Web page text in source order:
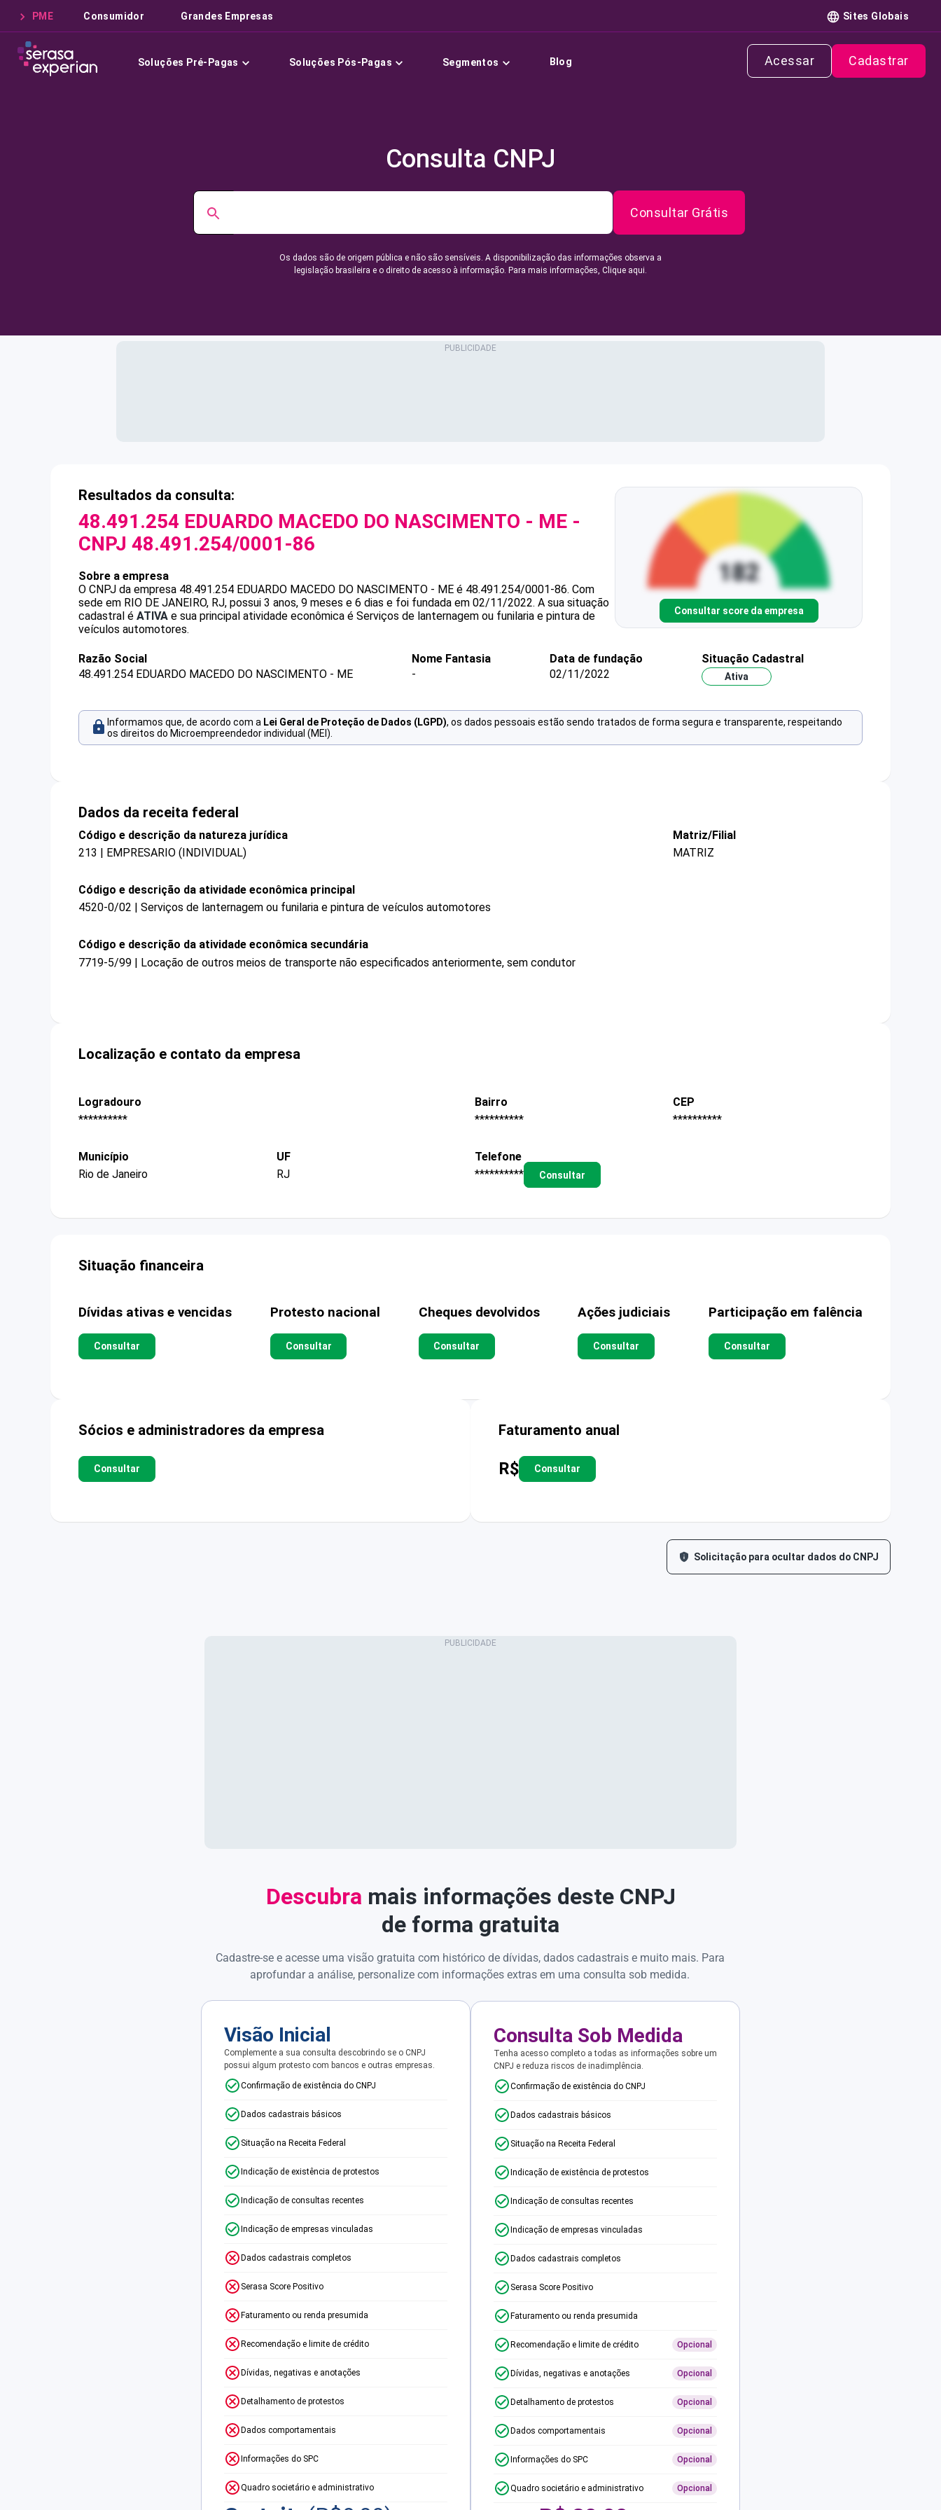
PME Consumidor Grandes Empresas Sites Globais
Soluções Pré-Pagas Soluções Pós-Pagas Segmentos Blog Acessar Cadastrar
Consulta CNPJ
Consultar Grátis
Os dados são de origem pública e não são sensíveis. A disponibilização das informações observa a
legislação brasileira e o direito de acesso à informação. Para mais informações, Clique aqui.
Resultados da consulta:
48.491.254 EDUARDO MACEDO DO NASCIMENTO - ME -
CNPJ 48.491.254/0001-86
Sobre a empresa
O CNPJ da empresa 48.491.254 EDUARDO MACEDO DO NASCIMENTO - ME é 48.491.254/0001-86. Com
sede em RIO DE JANEIRO, RJ, possui 3 anos, 9 meses e 6 dias e foi fundada em 02/11/2022. A sua situação
cadastral é ATIVA e sua principal atividade econômica é Serviços de lanternagem ou funilaria e pintura de
veículos automotores.
Consultar score da empresa
Razão Social
48.491.254 EDUARDO MACEDO DO NASCIMENTO - ME
Nome Fantasia
-
Data de fundação
02/11/2022
Situação Cadastral
Ativa
Informamos que, de acordo com a Lei Geral de Proteção de Dados (LGPD), os dados pessoais estão sendo tratados de forma segura e transparente, respeitando
os direitos do Microempreendedor individual (MEI).
Dados da receita federal
Código e descrição da natureza jurídica
213 | EMPRESARIO (INDIVIDUAL)
Matriz/Filial
MATRIZ
Código e descrição da atividade econômica principal
4520-0/02 | Serviços de lanternagem ou funilaria e pintura de veículos automotores
Código e descrição da atividade econômica secundária
7719-5/99 | Locação de outros meios de transporte não especificados anteriormente, sem condutor
Localização e contato da empresa
Logradouro
**********
Bairro
**********
CEP
**********
Município
Rio de Janeiro
UF
RJ
Telefone
**********
Consultar
Situação financeira
Dívidas ativas e vencidas
Consultar
Protesto nacional
Consultar
Cheques devolvidos
Consultar
Ações judiciais
Consultar
Participação em falência
Consultar
Sócios e administradores da empresa
Consultar
Faturamento anual
R$ Consultar
Solicitação para ocultar dados do CNPJ
Descubra mais informações deste CNPJ
de forma gratuita
Cadastre-se e acesse uma visão gratuita com histórico de dívidas, dados cadastrais e muito mais. Para
aprofundar a análise, personalize com informações extras em uma consulta sob medida.
Visão Inicial
Complemente a sua consulta descobrindo se o CNPJ
possui algum protesto com bancos e outras empresas.
Confirmação de existência do CNPJ
Dados cadastrais básicos
Situação na Receita Federal
Indicação de existência de protestos
Indicação de consultas recentes
Indicação de empresas vinculadas
Dados cadastrais completos
Serasa Score Positivo
Faturamento ou renda presumida
Recomendação e limite de crédito
Dívidas, negativas e anotações
Detalhamento de protestos
Dados comportamentais
Informações do SPC
Quadro societário e administrativo
Consulta Sob Medida
Tenha acesso completo a todas as informações sobre um
CNPJ e reduza riscos de inadimplência.
Confirmação de existência do CNPJ
Dados cadastrais básicos
Situação na Receita Federal
Indicação de existência de protestos
Indicação de consultas recentes
Indicação de empresas vinculadas
Dados cadastrais completos
Serasa Score Positivo
Faturamento ou renda presumida
Recomendação e limite de crédito Opcional
Dívidas, negativas e anotações Opcional
Detalhamento de protestos Opcional
Dados comportamentais Opcional
Informações do SPC Opcional
Quadro societário e administrativo Opcional